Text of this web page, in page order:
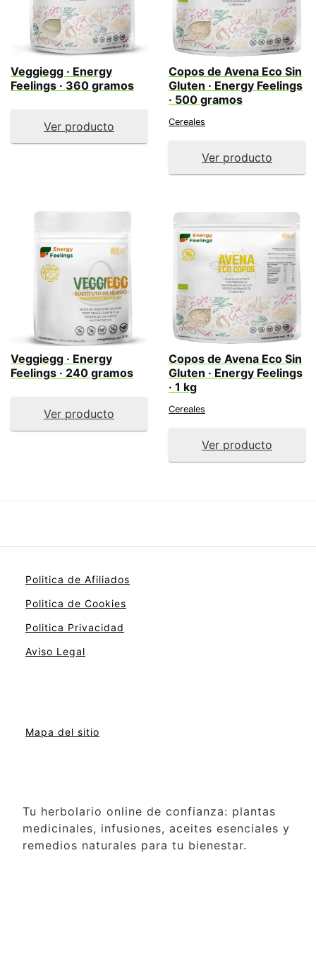
Veggiegg · Energy
Feelings · 360 gramos
Ver producto
Copos de Avena Eco Sin
Gluten · Energy Feelings
· 500 gramos
Cereales
Ver producto
Veggiegg · Energy
Feelings · 240 gramos
Ver producto
Copos de Avena Eco Sin
Gluten · Energy Feelings
· 1 kg
Cereales
Ver producto
Politica de Afiliados
Politica de Cookies
Politica Privacidad
Aviso Legal
Mapa del sitio
Tu herbolario online de confianza: plantas
medicinales, infusiones, aceites esenciales y
remedios naturales para tu bienestar.